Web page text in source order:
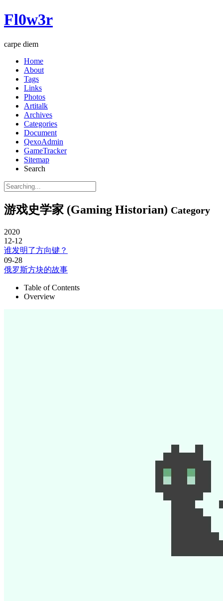
Fl0w3r
carpe diem
Home
About
Tags
Links
Photos
Artitalk
Archives
Categories
Document
QexoAdmin
GameTracker
Sitemap
Search
游戏史学家 (Gaming Historian) Category
2020
12-12
谁发明了方向键？
09-28
俄罗斯方块的故事
Table of Contents
Overview